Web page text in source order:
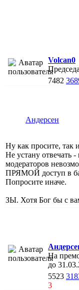
Volcan0
7482
Андерсен
Ну как просите, так
Не устану отвечать
модераторов
ПРЯМОЙ доступ в
Попросите иначе.
ЗЫ. Хотя Бог бы с
На
до
5523
3